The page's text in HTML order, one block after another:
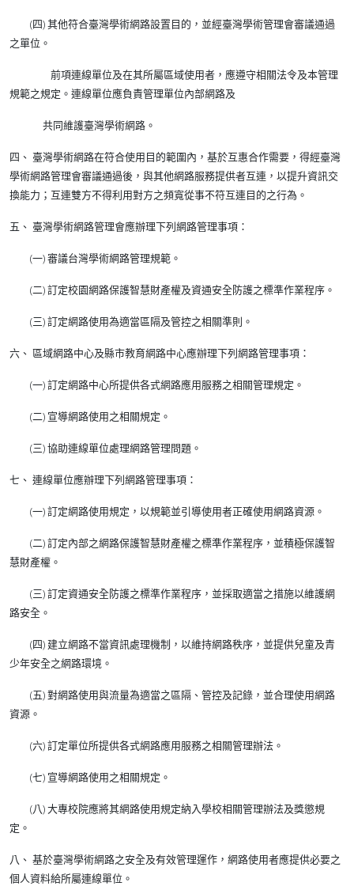
(四) 其他符合臺灣學術網路設置目的，並經臺灣學術管理會審議通過
之單位。
前項連線單位及在其所屬區域使用者，應遵守相關法令及本管理
規範之規定。連線單位應負責管理單位內部網路及
共同維護臺灣學術網路。
四、 臺灣學術網路在符合使用目的範圍內，基於互惠合作需要，得經臺灣
學術網路管理會審議通過後，與其他網路服務提供者互連，以提升資訊交
換能力；互連雙方不得利用對方之頻寬從事不符互連目的之行為。
五、 臺灣學術網路管理會應辦理下列網路管理事項：
(一) 審議台灣學術網路管理規範。
(二) 訂定校園網路保護智慧財產權及資通安全防護之標準作業程序。
(三) 訂定網路使用為適當區隔及管控之相關準則。
六、 區域網路中心及縣市教育網路中心應辦理下列網路管理事項：
(一) 訂定網路中心所提供各式網路應用服務之相關管理規定。
(二) 宣導網路使用之相關規定。
(三) 協助連線單位處理網路管理問題。
七、 連線單位應辦理下列網路管理事項：
(一) 訂定網路使用規定，以規範並引導使用者正確使用網路資源。
(二) 訂定內部之網路保護智慧財產權之標準作業程序，並積極保護智
慧財產權。
(三) 訂定資通安全防護之標準作業程序，並採取適當之措施以維護網
路安全。
(四) 建立網路不當資訊處理機制，以維持網路秩序，並提供兒童及青
少年安全之網路環境。
(五) 對網路使用與流量為適當之區隔、管控及記錄，並合理使用網路
資源。
(六) 訂定單位所提供各式網路應用服務之相關管理辦法。
(七) 宣導網路使用之相關規定。
(八) 大專校院應將其網路使用規定納入學校相關管理辦法及獎懲規
定。
八、 基於臺灣學術網路之安全及有效管理運作，網路使用者應提供必要之
個人資料給所屬連線單位。